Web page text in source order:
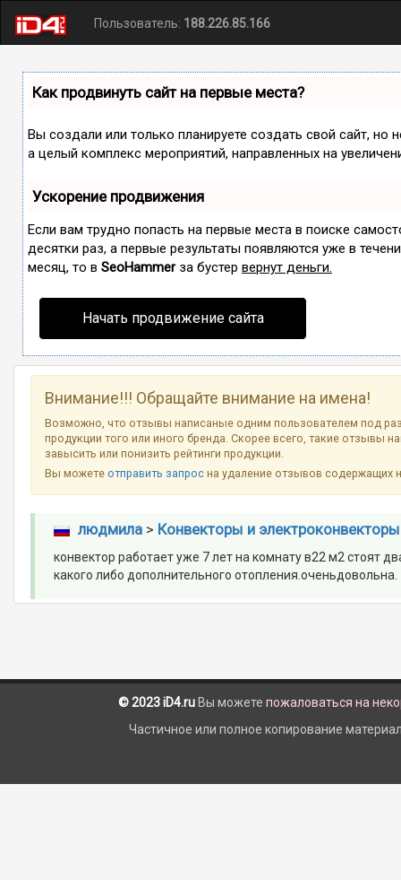
Пользователь: 188.226.85.166
Как продвинуть сайт на первые места?
Вы создали или только планируете создать свой сайт, но
а целый комплекс мероприятий, направленных на
Ускорение продвижения
Если вам трудно попасть на первые места в поиске
десятки раз, а первые результаты появляются уже в
месяц, то в SeoHammerза бустер вернут деньги.
Начать продвижение сайта
Внимание!!! Обращайте внимание на имена!
Возможно, что отзывы написаные одним пользователем под
продукции того или иного бренда. Скорее всего, такие отзывы
завысить или понизить рейтинги продукции.
Вы можетеотправить запрос на удаление отзывов
людмила> Конвекторы и электроконвекторы
конвектор работает уже 7 лет на комнату в22 м2 стоят
какого либо дополнительного отопления.оченьдовольна.
© 2023 iD4.ru Вы можете пожаловаться на
Частичное или полное копирование